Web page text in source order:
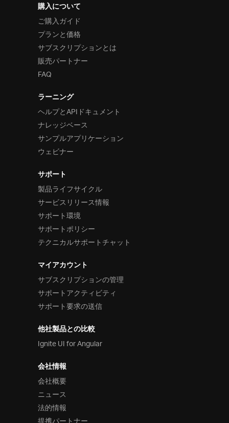
購入について
ご購入ガイド
プランと価格
サブスクリプションとは
販売パートナー
FAQ
ラーニング
ヘルプとAPIドキュメント
ナレッジベース
サンプルアプリケーション
ウェビナー
サポート
製品ライフサイクル
サービスリリース情報
サポート環境
サポートポリシー
テクニカルサポートチャット
マイアカウント
サブスクリプションの管理
サポートアクティビティ
サポート要求の送信
他社製品との比較
Ignite UI for Angular
会社情報
会社概要
ニュース
法的情報